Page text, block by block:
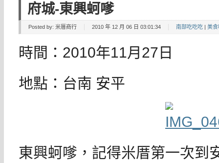
府城-東興蚵嗲
Posted by: 米厝商行 2010 年 12 月 06 日 03:01:34 南部吃吃吃 | 美食
時間：2010年11月27日
地點：台南 安平
東興蚵嗲，記得米厝第一次到